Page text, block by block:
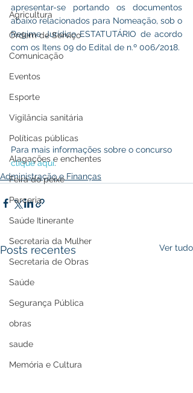
Agricultura
Ordem de Serviço
Comunicação
Eventos
Esporte
Vigilância sanitária
Políticas públicas
Alagações e enchentes
Feira do peixe
Parceria
Saúde Itinerante
Secretaria da Mulher
Secretaria de Obras
Saúde
Segurança Pública
obras
saude
Memória e Cultura
apresentar-se portando os documentos
abaixo relacionados para Nomeação, sob o
Regime Jurídico ESTATUTÁRIO de acordo
com os Itens 09 do Edital de n.º 006/2018.
Para mais informações sobre o concurso
clique aqui.
Administração e Finanças
Posts recentes Ver tudo